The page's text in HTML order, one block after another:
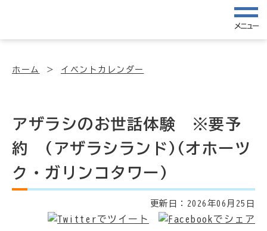
メニュー
ホーム イベントカレンダー
アザラシのお世話体験 ※要予
約 (アザラシランド)(オホーツ
ク・ガリンコタワー)
更新日： 2026年06月25日